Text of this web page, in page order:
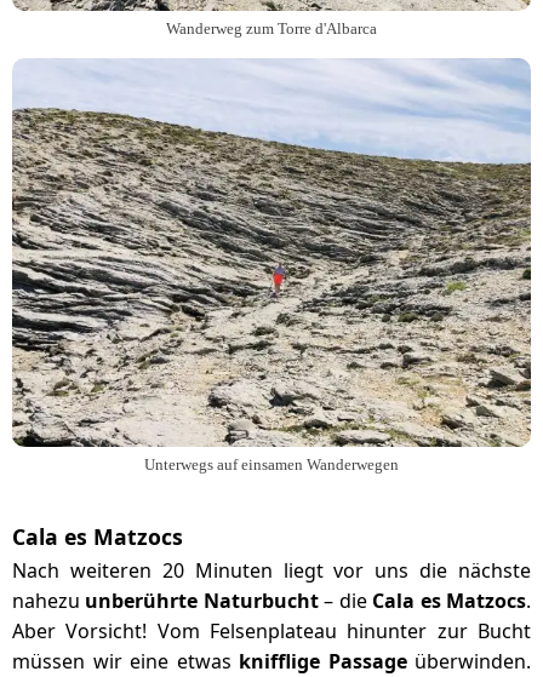
Wanderweg zum Torre d'Albarca
Unterwegs auf einsamen Wanderwegen
Cala es Matzocs
Nach weiteren 20 Minuten liegt vor uns die nächste
nahezu unberührte Naturbucht– die Cala es Matzocs.
Aber Vorsicht! Vom Felsenplateau hinunter zur Bucht
müssen wir eine etwas knifflige Passageüberwinden.